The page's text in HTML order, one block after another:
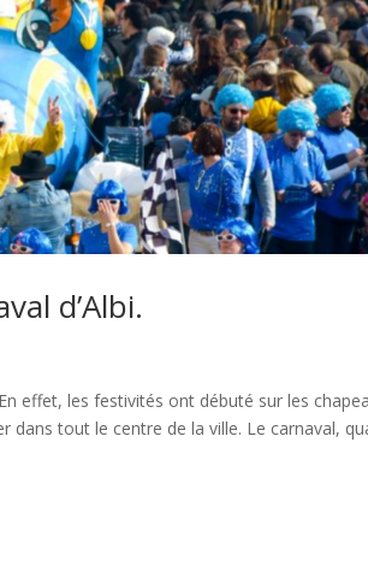
d’Albi.
effet, les festivités ont débuté sur les
tout le centre de la ville. Le carnaval,